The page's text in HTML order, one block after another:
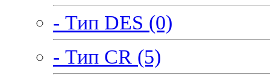
- Тип DES (0)
- Тип CR (5)